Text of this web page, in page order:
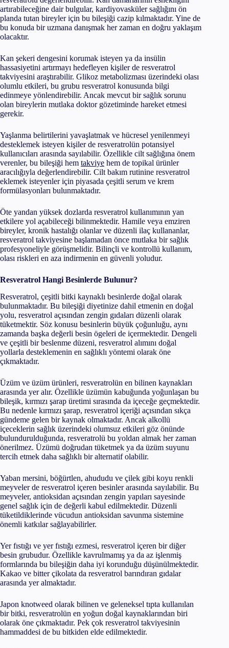
artırabileceğine dair bulgular, kardiyovasküler sağlığını ön
planda tutan bireyler için bu bileşiği cazip kılmaktadır. Yine de
bu konuda bir uzmana danışmak her zaman en doğru yaklaşım
olacaktır.
Kan şekeri dengesini korumak isteyen ya da insülin
hassasiyetini artırmayı hedefleyen kişiler de resveratrol
takviyesini araştırabilir. Glikoz metabolizması üzerindeki olası
olumlu etkileri, bu grubu resveratrol konusunda bilgi
edinmeye yönlendirebilir. Ancak mevcut bir sağlık sorunu
olan bireylerin mutlaka doktor gözetiminde hareket etmesi
gerekir.
Yaşlanma belirtilerini yavaşlatmak ve hücresel yenilenmeyi
desteklemek isteyen kişiler de resveratrolün potansiyel
kullanıcıları arasında sayılabilir. Özellikle cilt sağlığına önem
verenler, bu bileşiği hem takviye hem de topikal ürünler
aracılığıyla değerlendirebilir. Cilt bakım rutinine resveratrol
eklemek isteyenler için piyasada çeşitli serum ve krem
formülasyonları bulunmaktadır.
Öte yandan yüksek dozlarda resveratrol kullanımının yan
etkilere yol açabileceği bilinmektedir. Hamile veya emziren
bireyler, kronik hastalığı olanlar ve düzenli ilaç kullananlar,
resveratrol takviyesine başlamadan önce mutlaka bir sağlık
profesyoneliyle görüşmelidir. Bilinçli ve kontrollü kullanım,
olası riskleri en aza indirmenin en güvenli yoludur.
Resveratrol Hangi Besinlerde Bulunur?
Resveratrol, çeşitli bitki kaynaklı besinlerde doğal olarak
bulunmaktadır. Bu bileşiği diyetinize dahil etmenin en doğal
yolu, resveratrol açısından zengin gıdaları düzenli olarak
tüketmektir. Söz konusu besinlerin büyük çoğunluğu, aynı
zamanda başka değerli besin ögeleri de içermektedir. Dengeli
ve çeşitli bir beslenme düzeni, resveratrol alımını doğal
yollarla desteklemenin en sağlıklı yöntemi olarak öne
çıkmaktadır.
Üzüm ve üzüm ürünleri, resveratrolün en bilinen kaynakları
arasında yer alır. Özellikle üzümün kabuğunda yoğunlaşan bu
bileşik, kırmızı şarap üretimi sırasında da içeceğe geçmektedir.
Bu nedenle kırmızı şarap, resveratrol içeriği açısından sıkça
gündeme gelen bir kaynak olmaktadır. Ancak alkollü
içeceklerin sağlık üzerindeki olumsuz etkileri göz önünde
bulundurulduğunda, resveratrolü bu yoldan almak her zaman
önerilmez. Üzümü doğrudan tüketmek ya da üzüm suyunu
tercih etmek daha sağlıklı bir alternatif olabilir.
Yaban mersini, böğürtlen, ahududu ve çilek gibi koyu renkli
meyveler de resveratrol içeren besinler arasında sayılabilir. Bu
meyveler, antioksidan açısından zengin yapıları sayesinde
genel sağlık için de değerli kabul edilmektedir. Düzenli
tüketildiklerinde vücudun antioksidan savunma sistemine
önemli katkılar sağlayabilirler.
Yer fıstığı ve yer fıstığı ezmesi, resveratrol içeren bir diğer
besin grubudur. Özellikle kavrulmamış ya da az işlenmiş
formlarında bu bileşiğin daha iyi korunduğu düşünülmektedir.
Kakao ve bitter çikolata da resveratrol barındıran gıdalar
arasında yer almaktadır.
Japon knotweed olarak bilinen ve geleneksel tıpta kullanılan
bir bitki, resveratrolün en yoğun doğal kaynaklarından biri
olarak öne çıkmaktadır. Pek çok resveratrol takviyesinin
hammaddesi de bu bitkiden elde edilmektedir.